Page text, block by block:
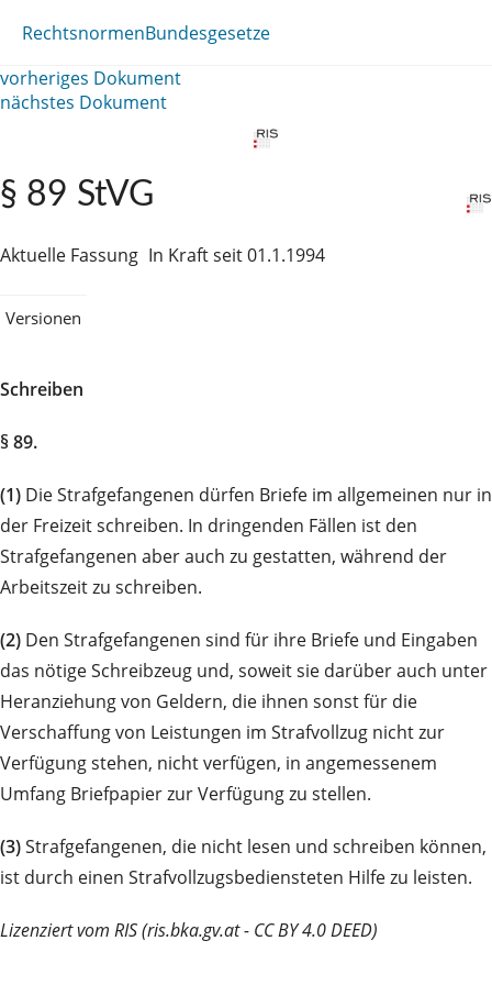
RechtsnormenBundesgesetze
vorheriges Dokument
nächstes Dokument
§ 89 StVG
Aktuelle Fassung In Kraft seit 01.1.1994
Versionen
Schreiben
§ 89.
(1) Die Strafgefangenen dürfen Briefe im allgemeinen nur in
der Freizeit schreiben. In dringenden Fällen ist den
Strafgefangenen aber auch zu gestatten, während der
Arbeitszeit zu schreiben.
(2) Den Strafgefangenen sind für ihre Briefe und Eingaben
das nötige Schreibzeug und, soweit sie darüber auch unter
Heranziehung von Geldern, die ihnen sonst für die
Verschaffung von Leistungen im Strafvollzug nicht zur
Verfügung stehen, nicht verfügen, in angemessenem
Umfang Briefpapier zur Verfügung zu stellen.
(3)Strafgefangenen, die nicht lesen und schreiben können,
ist durch einen Strafvollzugsbediensteten Hilfe zu leisten.
Lizenziert vom RIS (ris.bka.gv.at - CC BY 4.0 DEED)